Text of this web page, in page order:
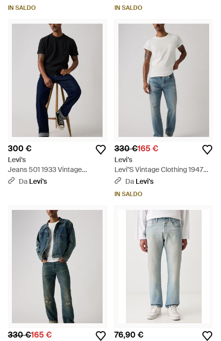
IN SALDO IN SALDO
300 €
Levi's
Jeans 501 1933 Vintage
Clothing - Blu
Da Levi's
330 €165 €
Levi's
Levi"S Vintage Clothing 1947
501 Jeans - Blu
Da Levi's
IN SALDO
330 €165 € 76,90 €